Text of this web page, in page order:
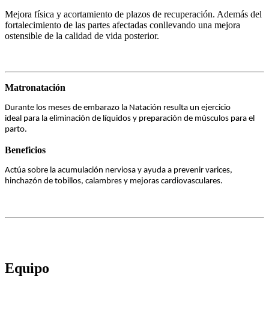
Mejora física y acortamiento de plazos de recuperación. Además del
fortalecimiento de las partes afectadas conllevando una mejora
ostensible de la calidad de vida posterior.
Matronatación
Durante los meses de embarazo la Natación resulta un ejercicio
ideal para la eliminación de líquidos y preparación de músculos para el
parto.
Beneficios
Actúa sobre la acumulación nerviosa y ayuda a prevenir varices,
hinchazón de tobillos, calambres y mejoras cardiovasculares.
Equipo